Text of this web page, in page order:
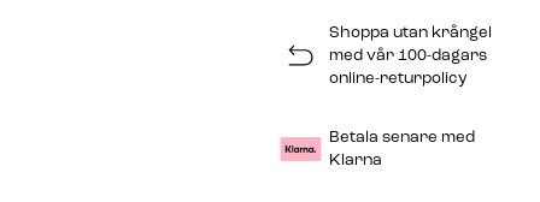
Shoppa utan krångel
med vår 100-dagars
online-returpolicy
Betala senare med
Klarna